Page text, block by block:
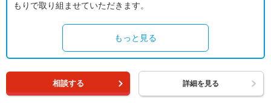
もりで取り組ませていただきます。
もっと見る
相談する 詳細を見る